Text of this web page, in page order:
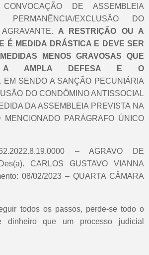
DE ASSEMBLEIA
PERMANÊNCIA/EXCLUSÃO DO
A RESTRIÇÃO OU A
É MEDIDA DRÁSTICA E DEVE SER
MENOS GRAVOSAS QUE
A AMPLA DEFESA E O
. EM SENDO A SANÇÃO PECUNIÁRIA
DO CONDÔMINO ANTISSOCIAL
DA ASSEMBLEIA PREVISTA NA
MENCIONADO PARÁGRAFO ÚNICO
– AGRAVO DE
CARLOS GUSTAVO VIANNA
08/02/2023 – QUARTA CÂMARA
todos os passos, perde-se todo o
dinheiro que um processo judicial